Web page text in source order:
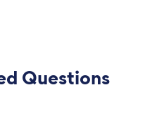
Questions